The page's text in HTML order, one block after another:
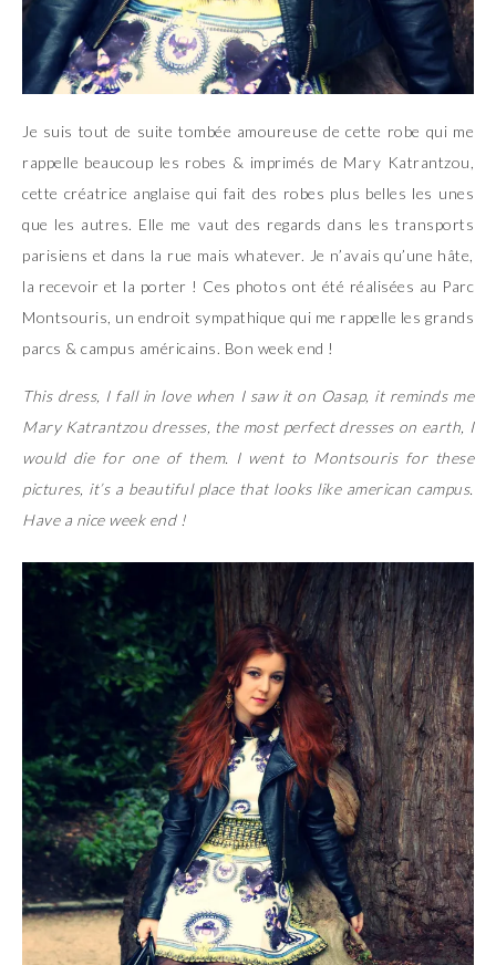
Je suis tout de suite tombée amoureuse de cette robe qui me
rappelle beaucoup les robes & imprimés de Mary Katrantzou,
cette créatrice anglaise qui fait des robes plus belles les unes
que les autres. Elle me vaut des regards dans les transports
parisiens et dans la rue mais whatever. Je n’avais qu’une hâte,
la recevoir et la porter ! Ces photos ont été réalisées au Parc
Montsouris, un endroit sympathique qui me rappelle les grands
parcs & campus américains. Bon week end !
This dress, I fall in love when I saw it on Oasap, it reminds me
Mary Katrantzou dresses, the most perfect dresses on earth, I
would die for one of them. I went to Montsouris for these
pictures, it’s a beautiful place that looks like american campus.
Have a nice week end !